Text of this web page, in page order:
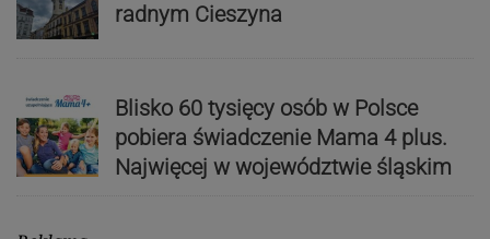
radnym Cieszyna
Blisko 60 tysięcy osób w Polsce
pobiera świadczenie Mama 4 plus.
Najwięcej w województwie śląskim